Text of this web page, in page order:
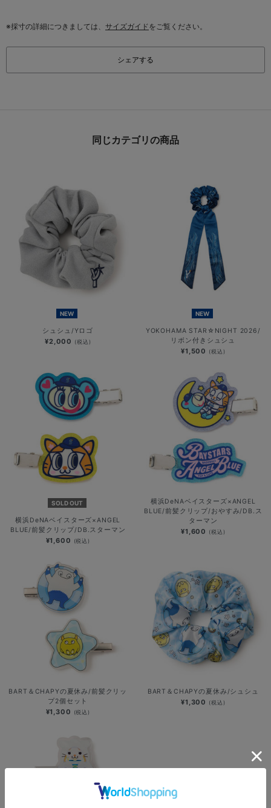
※採寸の詳細につきましては、 サイズガイドをご覧ください。
シェアする
同じカテゴリの商品
NEW
シュシュ/Yロゴ
¥2,000 (税込)
NEW
YOKOHAMA STAR☆NIGHT 2026/
リボン付きシュシュ
¥1,500 (税込)
SOLD OUT
横浜DeNAベイスターズ×ANGEL
BLUE/前髪クリップ/DB.スターマン
¥1,600 (税込)
横浜DeNAベイスターズ×ANGEL
BLUE/前髪クリップ/おやすみ/DB.ス
ターマン
¥1,600 (税込)
BART＆CHAPYの夏休み/前髪クリッ
プ2個セット
¥1,300 (税込)
BART＆CHAPYの夏休み/シュシュ
¥1,300 (税込)